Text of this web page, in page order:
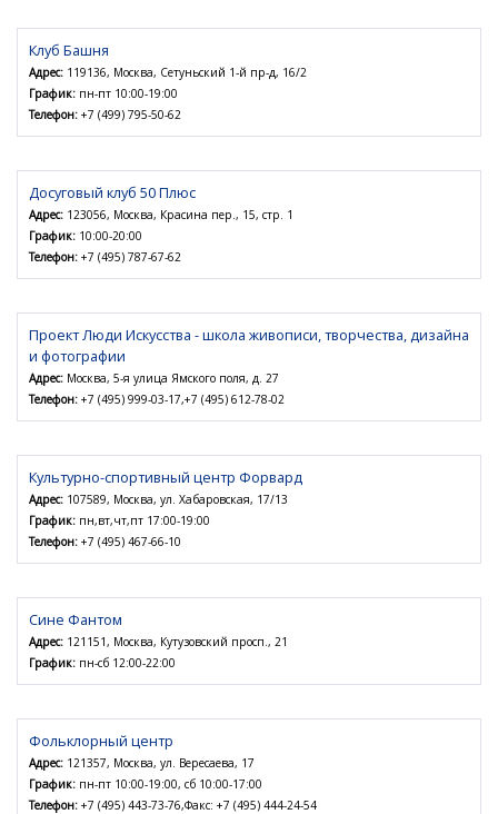
Клуб Башня
Адрес: 119136, Москва, Сетуньский 1-й пр-д, 16/2
График: пн-пт 10:00-19:00
Телефон: +7 (499) 795-50-62
Досуговый клуб 50 Плюс
Адрес: 123056, Москва, Красина пер., 15, стр. 1
График: 10:00-20:00
Телефон: +7 (495) 787-67-62
Проект Люди Искусства - школа живописи, творчества, дизайна
и фотографии
Адрес: Москва, 5-я улица Ямского поля, д. 27
Телефон: +7 (495) 999-03-17,+7 (495) 612-78-02
Культурно-спортивный центр Форвард
Адрес: 107589, Москва, ул. Хабаровская, 17/13
График: пн,вт,чт,пт 17:00-19:00
Телефон: +7 (495) 467-66-10
Сине Фантом
Адрес: 121151, Москва, Кутузовский просп., 21
График: пн-сб 12:00-22:00
Фольклорный центр
Адрес: 121357, Москва, ул. Вересаева, 17
График: пн-пт 10:00-19:00, сб 10:00-17:00
Телефон: +7 (495) 443-73-76,Факс: +7 (495) 444-24-54